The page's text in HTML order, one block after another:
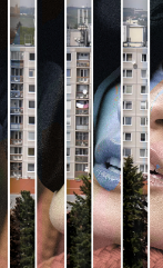
edu
Vše o ČT